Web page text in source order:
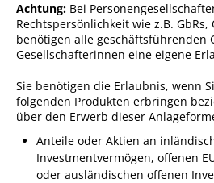
Jugendhaus
Achtung: Bei
Rechtspersönlichkeit wie z.B. GbRs,
benötigen alle geschäftsführenden
Gesellschafterinnen eine eigene
Sie benötigen die Erlaubnis, wenn
folgenden Produkten erbringen
über den Erwerb dieser
Anteile oder Aktien an
Investmentvermögen, offenen
oder ausländischen offenen